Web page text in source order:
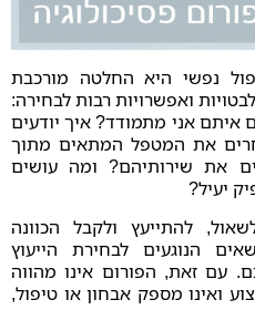
נפשי היא החלטה מורכבת
ואפשרויות רבות לבחירה:
איתם אני מתמודד? איך יודעים
את המטפל המתאים מתוך
את שירותיהם? ומה עושים
יעיל?
להתייעץ ולקבל הכוונה
הנוגעים לבחירת הייעוץ
עם זאת, הפורום אינו מהווה
ואינו מספק אבחון או טיפול,